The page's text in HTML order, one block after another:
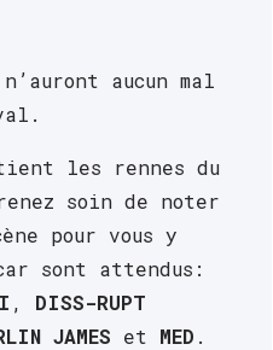
aucun mal
les rennes du
soin de noter
pour vous y
, DISS-RUPT
JAMES et MED .